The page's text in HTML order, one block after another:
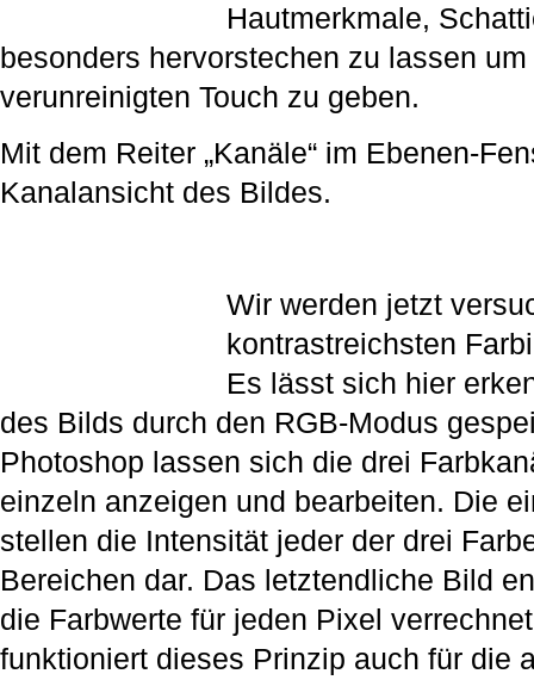
Hautmerkmale,
besonders hervorstechen zu lassen
verunreinigten Touch zu geben.
Mit dem Reiter „Kanäle“ im Ebenen-
Kanalansicht des Bildes.
Wir werden jetzt
kontrastreichsten
Es lässt sich hier
des Bilds durch den RGB-Modus
Photoshop lassen sich die drei
einzeln anzeigen und bearbeiten. Die
stellen die Intensität jeder der drei
Bereichen dar. Das letztendliche Bild
die Farbwerte für jeden Pixel
funktioniert dieses Prinzip auch für die